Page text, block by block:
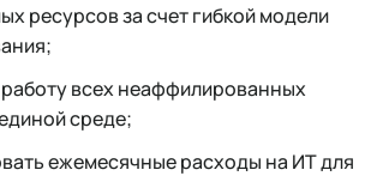
ресурсов за счет гибкой модели
всех неаффилированных
среде;
ежемесячные расходы на ИТ для